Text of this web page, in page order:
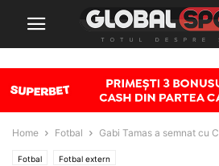
Home Fotbal Gabi Tamas a semnat cu
Fotbal Fotbal extern